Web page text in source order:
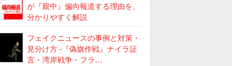
が『親中』偏向報道する理由を、
分かりやすく解説
フェイクニュースの事例と対策・
見分け方 -『偽旗作戦』ナイラ証
言・湾岸戦争・フラ…